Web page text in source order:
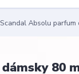
Absolu parfum
80